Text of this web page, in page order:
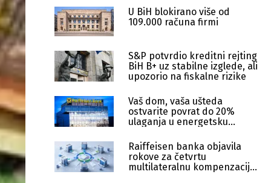
U BiH blokirano više od
109.000 računa firmi
S&P potvrdio kreditni rejting
BiH B+ uz stabilne izglede, ali
upozorio na fiskalne rizike
Vaš dom, vaša ušteda
ostvarite povrat do 20%
ulaganja u energetsku
Raiffeisen banka objavila
rokove za četvrtu
multilateralnu kompenzaciju